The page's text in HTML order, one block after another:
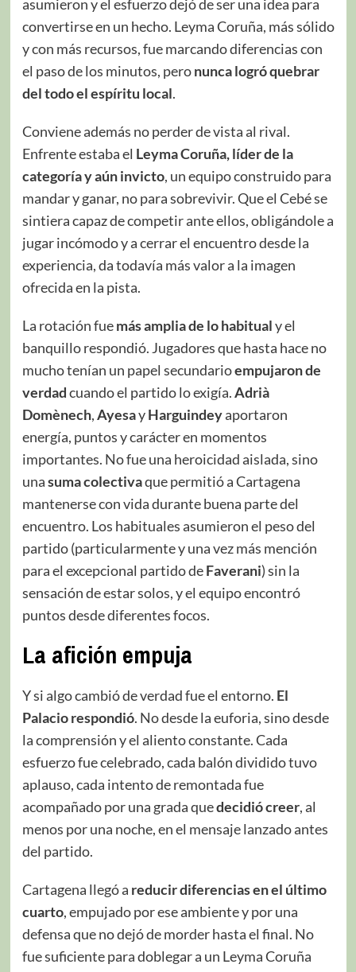
asumieron y el esfuerzo dejó de ser una idea para
convertirse en un hecho. Leyma Coruña, más sólido
y con más recursos, fue marcando diferencias con
el paso de los minutos, peronunca logró quebrar
del todo el espíritu local.
Conviene además no perder de vista al rival.
Enfrente estaba el Leyma Coruña, líder de la
categoría y aún invicto, un equipo construido para
mandar y ganar, no para sobrevivir. Que el Cebé se
sintiera capaz de competir ante ellos, obligándole a
jugar incómodo y a cerrar el encuentro desde la
experiencia, da todavía más valor a la imagen
ofrecida en la pista.
La rotación fuemás amplia de lo habitualy el
banquillo respondió. Jugadores que hasta hace no
mucho tenían un papel secundarioempujaron de
verdadcuando el partido lo exigía.Adrià
Domènech,AyesayHarguindeyaportaron
energía, puntos y carácter en momentos
importantes. No fue una heroicidad aislada, sino
unasuma colectivaque permitió a Cartagena
mantenerse con vida durante buena parte del
encuentro. Los habituales asumieron el peso del
partido (particularmente y una vez más mención
para el excepcional partido deFaverani) sin la
sensación de estar solos, y el equipo encontró
puntos desde diferentes focos.
La afición empuja
Y si algo cambió de verdad fue el entorno. El
Palacio respondió. No desde la euforia, sino desde
la comprensión y el aliento constante. Cada
esfuerzo fue celebrado, cada balón dividido tuvo
aplauso, cada intento de remontada fue
acompañado por una grada quedecidió creer, al
menos por una noche, en el mensaje lanzado antes
del partido.
Cartagena llegó a reducir diferencias en el último
cuarto, empujado por ese ambiente y por una
defensa que no dejó de morder hasta el final. No
fue suficiente para doblegar a un Leyma Coruña